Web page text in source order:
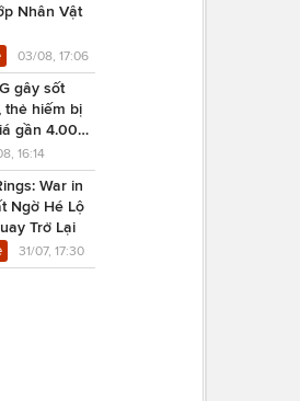
Nhân Vật
03/08, 17:06
gây sốt
thẻ hiếm bị
gần 4.000
16:14
War in
Ngờ Hé Lộ
Trở Lại
31/07, 17:30